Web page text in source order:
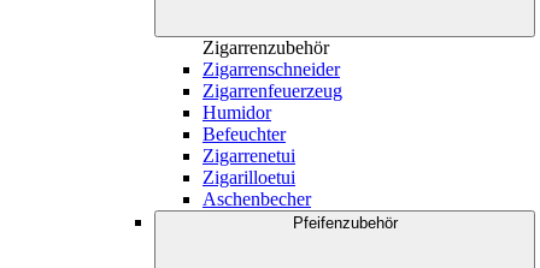
Zigarrenzubehör
Zigarrenschneider
Zigarrenfeuerzeug
Humidor
Befeuchter
Zigarrenetui
Zigarilloetui
Aschenbecher
Pfeifenzubehör